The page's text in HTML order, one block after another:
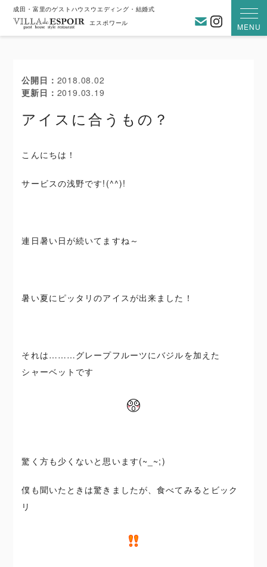
成田・富里のゲストハウスウエディング・結婚式
エスポワール
MENU
お問い合わ
公開日
2018.08.02
更新日
2019.03.19
アイスに合うもの？
こんにちは！
サービスの浅野です!(^^)!
連日暑い日が続いてますね～
暑い夏にピッタリのアイスが出来ました！
それは………グレープフルーツにバジルを加えた
シャーベットです
驚く方も少くないと思います(~_~;)
僕も聞いたときは驚きましたが、食べてみるとビック
リ